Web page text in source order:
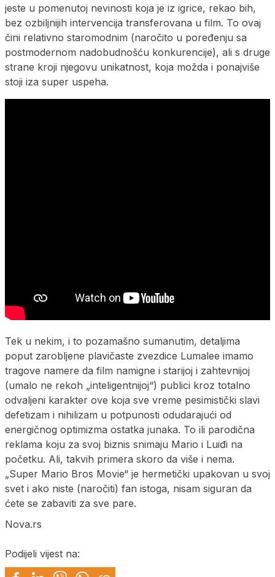
jeste u pomenutoj nevinosti koja je iz igrice, rekao bih,
bez ozbiljnijih intervencija transferovana u film. To ovaj
čini relativno staromodnim (naročito u poređenju sa
postmodernom nadobudnošću konkurencije), ali s druge
strane kroji njegovu unikatnost, koja možda i ponajviše
stoji iza super uspeha.
Tek u nekim, i to pozamašno sumanutim, detaljima
poput zarobljene plavičaste zvezdice Lumalee imamo
tragove namere da film namigne i starijoj i zahtevnijoj
(umalo ne rekoh „inteligentnijoj“) publici kroz totalno
odvaljeni karakter ove koja sve vreme pesimistički slavi
defetizam i nihilizam u potpunosti odudarajući od
energičnog optimizma ostatka junaka. To ili parodična
reklama koju za svoj biznis snimaju Mario i Luiđi na
početku. Ali, takvih primera skoro da više i nema.
„Super Mario Bros Movie“ je hermetički upakovan u svoj
svet i ako niste (naročiti) fan istoga, nisam siguran da
ćete se zabaviti za sve pare.
Nova.rs
Podijeli vijest na: